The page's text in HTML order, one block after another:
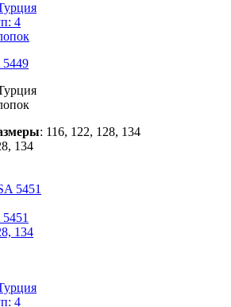
4
: 116, 122, 128, 134
134
134
4